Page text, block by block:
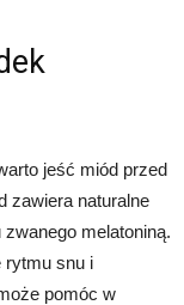
jeść miód przed
zawiera naturalne
melatoniną.
rytmu snu i
pomóc w